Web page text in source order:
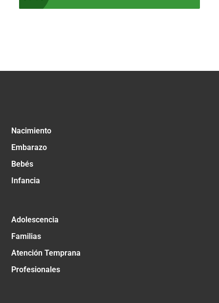
Nacimiento
Embarazo
Bebés
Infancia
Adolescencia
Familias
Atención Temprana
Profesionales